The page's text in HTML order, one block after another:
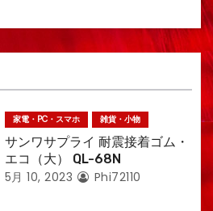
家電・PC・スマホ 雑貨・小物
サンワサプライ 耐震接着ゴム・
エコ（大） QL-68N
5月 10, 2023 Phi72110